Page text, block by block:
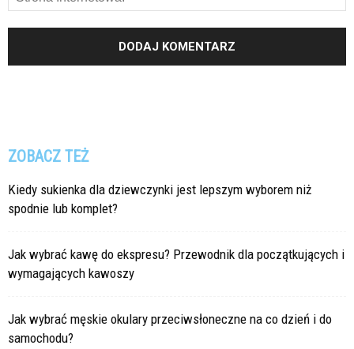
ZOBACZ TEŻ
Kiedy sukienka dla dziewczynki jest lepszym wyborem niż
spodnie lub komplet?
Jak wybrać kawę do ekspresu? Przewodnik dla początkujących i
wymagających kawoszy
Jak wybrać męskie okulary przeciwsłoneczne na co dzień i do
samochodu?